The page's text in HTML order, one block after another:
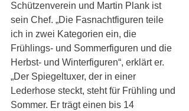
Schützenverein und Martin Plank ist
sein Chef. „Die Fasnachtfiguren teile
ich in zwei Kategorien ein, die
Frühlings- und Sommerfiguren und die
Herbst- und Winterfiguren“, erklärt er.
„Der Spiegeltuxer, der in einer
Lederhose steckt, steht für Frühling und
Sommer. Er trägt einen bis 14